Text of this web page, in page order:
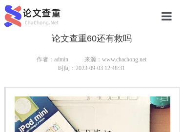
本科论文
论文查重60还有救吗
作者：admin
来源：www.chachong.net
时间：2023-09-03 12:48:31